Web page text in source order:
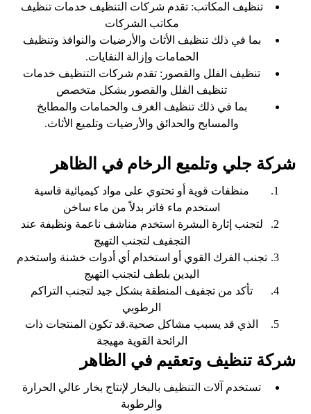
تنظيف المكاتب: تقدم شركات التنظيف خدمات تنظيف
مكاتب الشركات
بما في ذلك تنظيف الأثاث والأرضيات والنوافذ وتنظيف
الحمامات وإزالة النفايات.
تنظيف الفلل والقصور: تقدم شركات التنظيف خدمات
تنظيف الفلل والقصور بشكل متخصص
بما في ذلك تنظيف الغرف والحمامات والمطابخ
والمسابح والحدائق والأرضيات وتلميع الأثاث.
شركة جلي وتلميع الرخام في الظاهر
منظفات قوية أو تحتوي على مواد كيميائية قاسية
استخدم ماء فاتر بدلاً من ماء ساخن
لتجنب إثارة البشرة استخدم مناشف ناعمة ونظيفة عند
التجفيف لتجنب التهيج
تجنب الفرك القوي أو استخدام أي أدوات خشنة واستخدم
اليدين بلطف لتجنب التهيج
تأكد من تجفيف المنطقة بشكل جيد لتجنب التراكم
الرطوبي
الذي قد يسبب مشاكل صحية.قد تكون المنتجات ذات
الرائحة القوية مهيجة
شركة تنظيف وتعقيم في الظاهر
تستخدم آلات التنظيف بالبخار لإنتاج بخار عالي الحرارة
والرطوبة